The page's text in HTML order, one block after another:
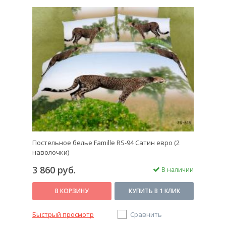
Постельное белье Famille RS-94 Сатин евро (2
наволочки)
3 860 руб. В наличии
В КОРЗИНУ КУПИТЬ В 1 КЛИК
Быстрый просмотр Сравнить